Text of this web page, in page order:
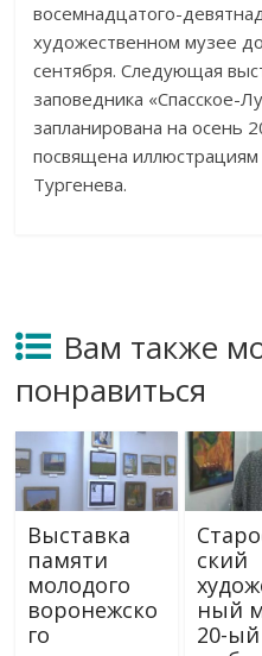
восемнадцатого-
художественном музее
сентября. Следующая
заповедника «Спасское-
запланирована на осень
посвящена
Тургенева.
Вам также
понравиться
Выставка
памяти
молодого
воронежско
го
ский
ный
20-